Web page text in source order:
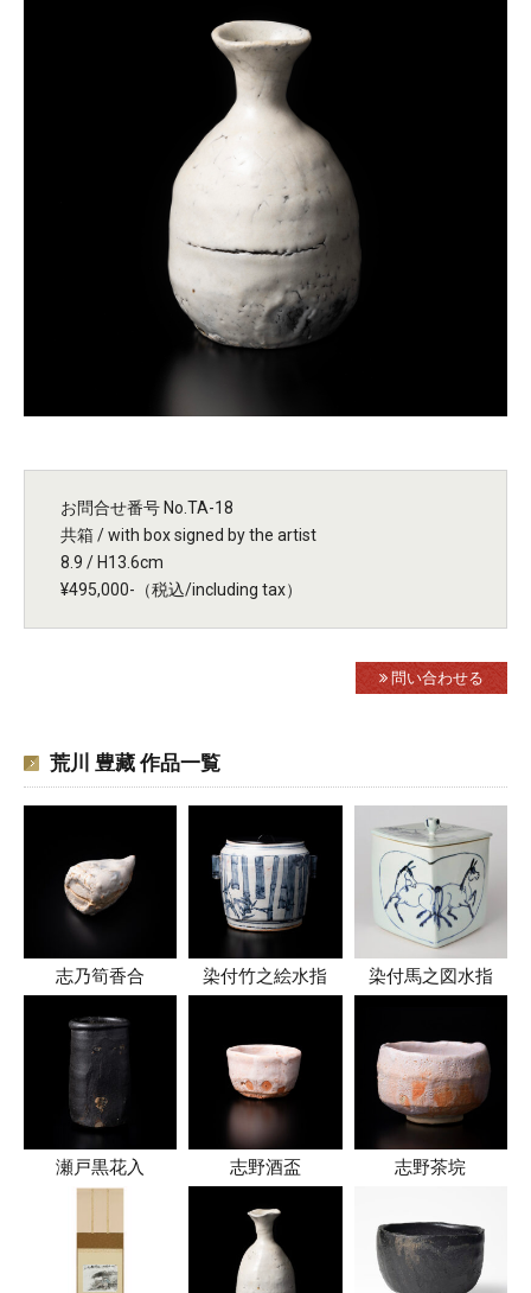
お問合せ番号 No.TA-18
共箱 / with box signed by the artist
8.9 / H13.6cm
¥495,000-（税込/including tax）
問い合わせる
荒川 豊藏 作品一覧
志乃筍香合 染付竹之絵水指 染付馬之図水指
瀬戸黒花入 志野酒盃 志野茶垸